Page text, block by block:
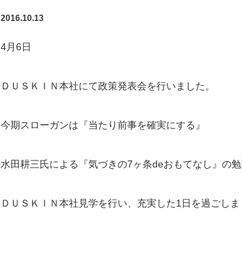
2016.10.13
4月6日
ＤＵＳＫＩＮ本社にて政策発表会を行いました。
今期スローガンは『当たり前事を確実にする』
水田耕三氏による『気づきの7ヶ条deおもてなし』の勉
ＤＵＳＫＩＮ本社見学を行い、充実した1日を過ごしま